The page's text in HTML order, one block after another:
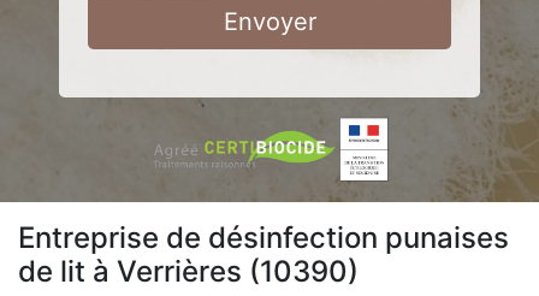
Envoyer
Entreprise de désinfection punaises
de lit à Verrières (10390)